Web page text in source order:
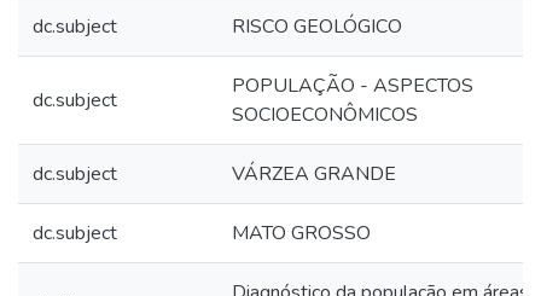
dc.subject RISCO GEOLÓGICO
dc.subject
POPULAÇÃO - ASPECTOS
SOCIOECONÔMICOS
dc.subject VÁRZEA GRANDE
dc.subject MATO GROSSO